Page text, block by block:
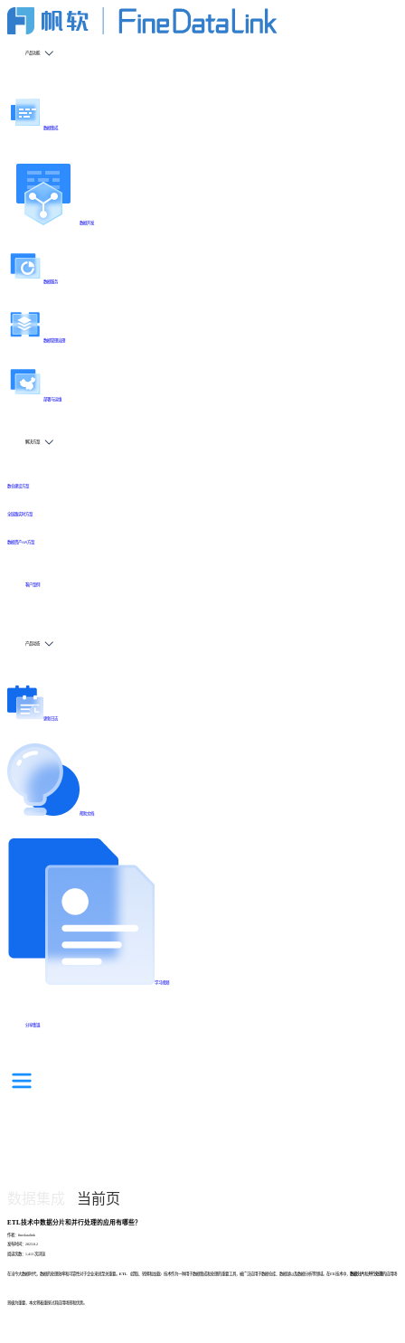
产品功能
数据集成
数据开发
数据服务
数据管理治理
部署与运维
解决方案
数仓建设方案
全链路实时方案
数据资产API方案
客户案例
产品动态
更新日志
帮助文档
学习视频
分享集锦
当前页
ETL技术中数据分片和并行处理的应用有哪些？
作者：finedatalink
发布时间：2023.8.2
阅读次数：1,413 次浏览
在当今大数据时代，数据的处理效率和可靠性对于企业来说至关重要。 ETL （提取、转换和加载）技术作为一种用于数据集成和处理的重要工具，被广泛应用于数据仓库、数据湖以及数据分析等领域。在ETL技术中， 数据分片和 并行处理 的应用场
景极为重要，本文将着重探讨其应用场景和优势。